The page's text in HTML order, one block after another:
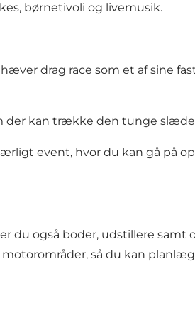
børnetivoli og livemusik.
drag race som et af sine
der kan trække den tunge
event, hvor du kan gå på
du også boder, udstillere samt
så du kan